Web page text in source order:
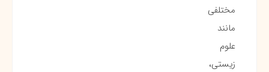
مختلفی
مانند
علوم
زیستی،